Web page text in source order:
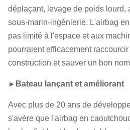
déplaçant, levage de poids lourd,
sous-marin-ingénierie. L'airbag
pas limité à l'espace et aux
pourraient efficacement
construction et sauver un bon
► Bateau lançant et améliorant
Avec plus de 20 ans de
s'avère que l'airbag en